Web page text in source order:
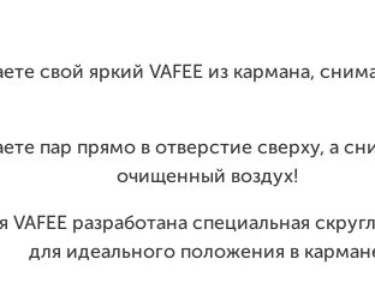
свой яркий VAFEE из кармана,
пар прямо в отверстие сверху, а
очищенный воздух!
VAFEE разработана специальная
для идеального положения в